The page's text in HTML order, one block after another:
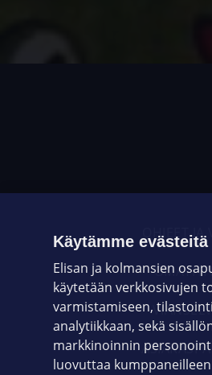
OHJEET
Käytämme
Elisan ja kolmansien
käytetään verkkosivujen
varmistamiseen,
analytiikkaan, sekä
markkinoinnin
luovuttaa